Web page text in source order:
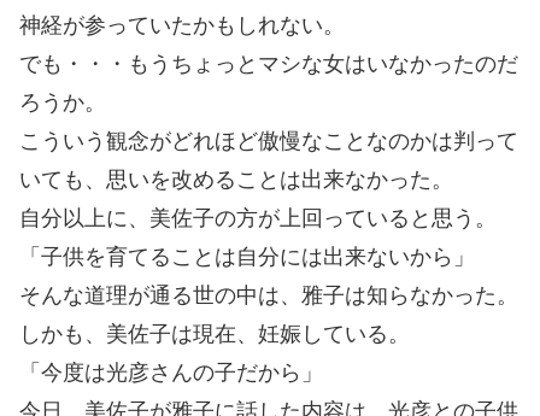
神経が参っていたかもしれない。
でも・・・もうちょっとマシな女はいなかったのだ
ろうか。
こういう観念がどれほど傲慢なことなのかは判って
いても、思いを改めることは出来なかった。
自分以上に、美佐子の方が上回っていると思う。
「子供を育てることは自分には出来ないから」
そんな道理が通る世の中は、雅子は知らなかった。
しかも、美佐子は現在、妊娠している。
「今度は光彦さんの子だから」
今日、美佐子が雅子に話した内容は、光彦との子供